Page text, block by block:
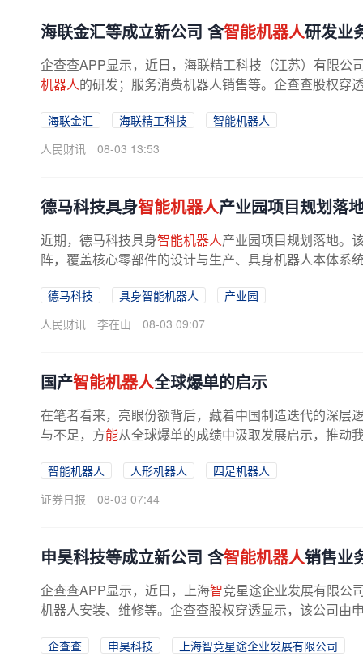
海联金汇等成立新公司 含智能机器人研发业
企查查APP显示，近日，海联精工科技（江苏）有限公
机器人的研发；服务消费机器人销售等。企查查股权穿
海联金汇 海联精工科技
智能机器人
人民财讯
08-03 13:53
德马科技具身智能机器人产业园项目规划落
近期，德马科技具身智能机器人产业园项目规划落地。
阵，覆盖核心零部件的设计与生产、具身机器人本体系
德马科技 具身智能机器人
产业园
人民财讯
李在山 08-03 09:07
国产智能机器人全球爆单的启示
在笔者看来，亮眼份额背后，藏着中国制造迭代的深层
与不足，方能从全球爆单的成绩中汲取发展启示，推动
智能机器人 人形机器人
四足机器人
证券日报
08-03 07:44
申昊科技等成立新公司 含智能机器人销售业
企查查APP显示，近日，上海智竞星途企业发展有限公
机器人安装、维修等。企查查股权穿透显示，该公司由
企查查 申昊科技
上海智竞星途企业发展有限公司